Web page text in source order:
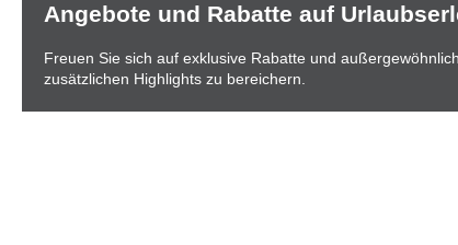
Angebote und Rabatte auf
Freuen Sie sich auf exklusive Rabatte und
zusätzlichen Highlights zu bereichern.